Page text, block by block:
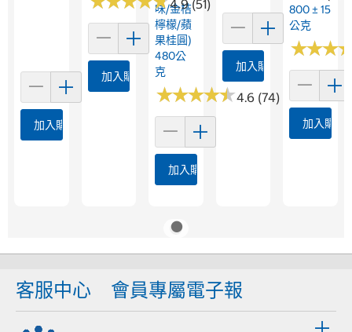
加入購物車
4.9 (51)
加入購物車
味/金桔
檸檬/蘋
果桂圓)
480公
克
★★★★★
★★★★★4.6 (74)
加入購物車
加入購物車
800 ± 15
公克
★★★
★★★
加入購物
客服中心 會員專屬電子報